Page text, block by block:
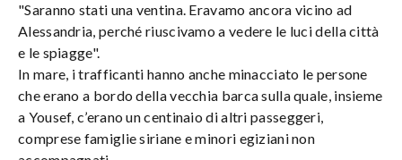
"Saranno stati una ventina. Eravamo ancora vicino ad
Alessandria, perché riuscivamo a vedere le luci della città
e le spiagge".
In mare, i trafficanti hanno anche minacciato le persone
che erano a bordo della vecchia barca sulla quale, insieme
a Yousef, c’erano un centinaio di altri passeggeri,
comprese famiglie siriane e minori egiziani non